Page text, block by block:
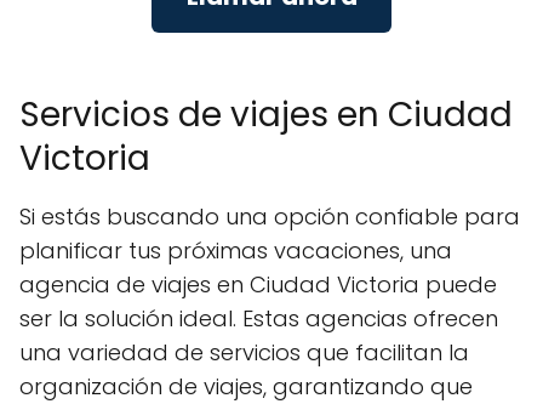
Servicios de viajes en Ciudad
Victoria
Si estás buscando una opción confiable para
planificar tus próximas vacaciones, una
agencia de viajes en Ciudad Victoria puede
ser la solución ideal. Estas agencias ofrecen
una variedad de servicios que facilitan la
organización de viajes, garantizando que